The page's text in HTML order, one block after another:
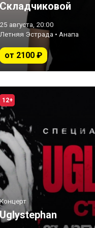
Складчиковой
25 августа, 20:00
Летняя Эстрада • Анапа
от 2100 ₽
12+
Концерт
Uglystephan